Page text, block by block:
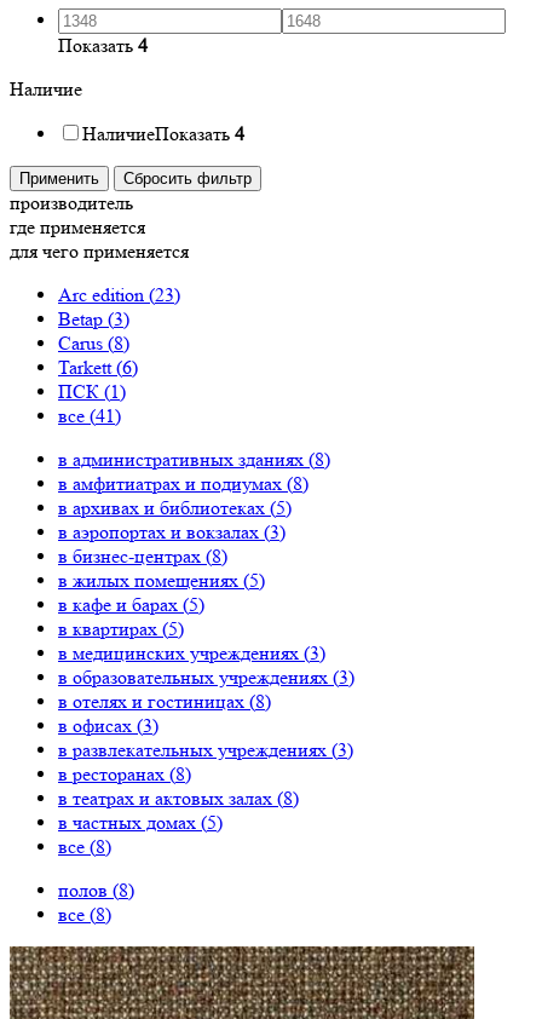
Показать 4
Наличие
НаличиеПоказать 4
Применить Сбросить фильтр
производитель
где применяется
для чего применяется
Arc edition (23)
Betap (3)
Carus (8)
Tarkett (6)
ПСК (1)
все (41)
в административных зданиях (8)
в амфитиатрах и подиумах (8)
в архивах и библиотеках (5)
в аэропортах и вокзалах (3)
в бизнес-центрах (8)
в жилых помещениях (5)
в кафе и барах (5)
в квартирах (5)
в медицинских учреждениях (3)
в образовательных учреждениях (3)
в отелях и гостиницах (8)
в офисах (3)
в развлекательных учреждениях (3)
в ресторанах (8)
в театрах и актовых залах (8)
в частных домах (5)
все (8)
полов (8)
все (8)